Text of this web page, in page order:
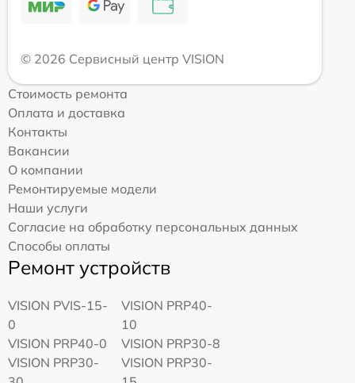
© 2026 Сервисный центр VISION
Стоимость ремонта
Оплата и доставка
Контакты
Вакансии
О компании
Ремонтируемые модели
Наши услуги
Согласие на обработку персональных данных
Способы оплаты
Ремонт устройств
VISION PVIS-15-
0
VISION PRP40-
10
VISION PRP40-0
VISION PRP30-8
VISION PRP30-
VISION PRP30-